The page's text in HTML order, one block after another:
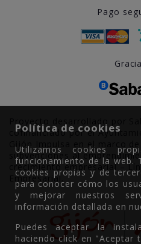
Pago
cofinanciado por el
Gijón Impulsa en el marco
subvenciones al
crecimiento empresarial –
Empresarial.
Política de cookies
Utilizamos cookies
funcionamiento de la web.
cookies propias y de
para conocer cómo los
y mejorar nuestros
información detallada en
Puedes aceptar la
haciendo click en "Aceptar